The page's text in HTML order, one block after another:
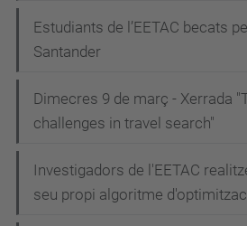
Estudiants de l’EETAC becats
Santander
Dimecres 9 de març - Xerrada
challenges in travel search"
Investigadors de l'EETAC
seu propi algoritme